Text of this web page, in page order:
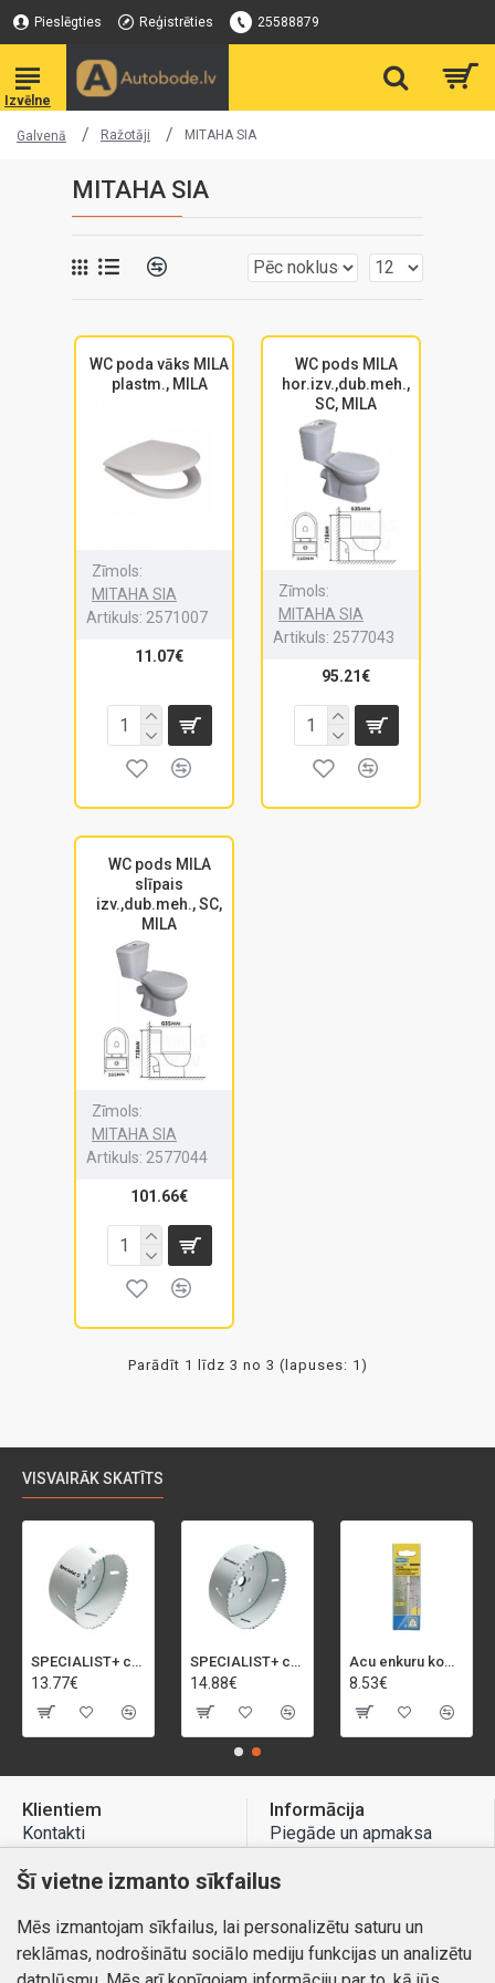
Pieslēgties Reģistrēties 25588879
Galvenā Ražotāji MITAHA SIA
MITAHA SIA
WC poda vāks MILA
plastm., MILA
Zīmols:
MITAHA SIA
Artikuls: 2571007
11.07€
WC pods MILA
hor.izv.,dub.meh.,
SC, MILA
Zīmols:
MITAHA SIA
Artikuls: 2577043
95.21€
WC pods MILA
slīpais
izv.,dub.meh., SC,
MILA
Zīmols:
MITAHA SIA
Artikuls: 2577044
101.66€
Parādīt 1 līdz 3 no 3 (lapuses: 1)
VISVAIRĀK SKATĪTS
SPECIALIST+ caurumu zāģis BI-METAL, 92 mm
13.77€
SPECIALIST+ caurumu zāģis BI-METAL, 98 mm
14.88€
Acu enkuru komplekts, 3-13 mm, Rapid, 12 gab.
8.53€
Klientiem
Kontakti
Preču atgriešana
Mans profils
Pasūtījumi
Informācija
Piegāde un apmaksa
Atteikuma tiesības
Kontakti
Šī vietne izmanto sīkfailus
Mēs izmantojam sīkfailus, lai personalizētu saturu un
reklāmas, nodrošinātu sociālo mediju funkcijas un analizētu